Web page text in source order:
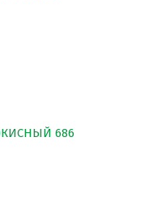
Color Mill
686